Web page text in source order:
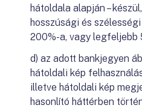
hátoldala alapján –
hosszúsági és
200%-a, vagy legfeljebb
d) az adott bankjegyen
hátoldali kép
illetve hátoldali kép
hasonlító háttérben